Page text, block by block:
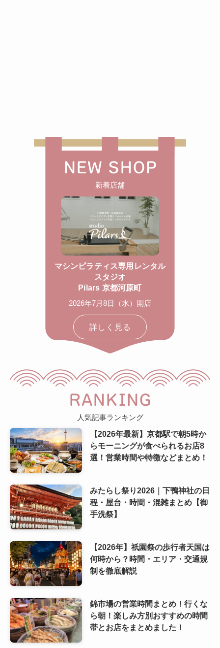
NEW SHOP
新着店舗
マシンピラティス専用レンタル
スタジオ
Pilars 京都河原町
2026年7月8日（水）開店
詳しく見る
RANKING
人気記事ランキング
【2026年最新】京都駅で朝5時か
らモーニングが食べられるお店8
選！営業時間や特徴などまとめ！
みたらし祭り2026｜下鴨神社の日
程・屋台・時間・混雑まとめ【御
手洗祭】
【2026年】祇園祭の歩行者天国は
何時から？時間・エリア・交通規
制を徹底解説
錦市場の営業時間まとめ！行くな
ら朝！楽しみ方別おすすめの時間
帯とお店をまとめました！